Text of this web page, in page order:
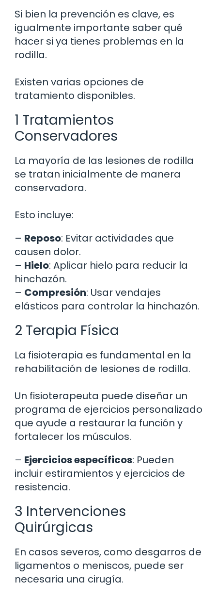
Si bien la prevención es clave, es
igualmente importante saber qué
hacer si ya tienes problemas en la
rodilla.
Existen varias opciones de
tratamiento disponibles.
1 Tratamientos
Conservadores
La mayoría de las lesiones de rodilla
se tratan inicialmente de manera
conservadora.
Esto incluye:
– Reposo: Evitar actividades que
causen dolor.
– Hielo: Aplicar hielo para reducir la
hinchazón.
– Compresión: Usar vendajes
elásticos para controlar la hinchazón.
2 Terapia Física
La fisioterapia es fundamental en la
rehabilitación de lesiones de rodilla.
Un fisioterapeuta puede diseñar un
programa de ejercicios personalizado
que ayude a restaurar la función y
fortalecer los músculos.
– Ejercicios específicos: Pueden
incluir estiramientos y ejercicios de
resistencia.
3 Intervenciones
Quirúrgicas
En casos severos, como desgarros de
ligamentos o meniscos, puede ser
necesaria una cirugía.